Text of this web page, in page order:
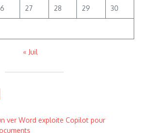
27 28 29 30
« Juil
ver Word exploite Copilot pour